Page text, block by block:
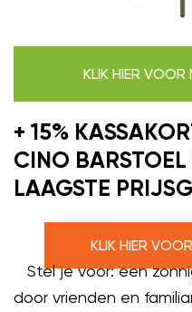
KLIK HIER VOOR
+ 15%
CINO
LAAGSTE
KLIK HIER
Stel je voor: een
door vrienden en